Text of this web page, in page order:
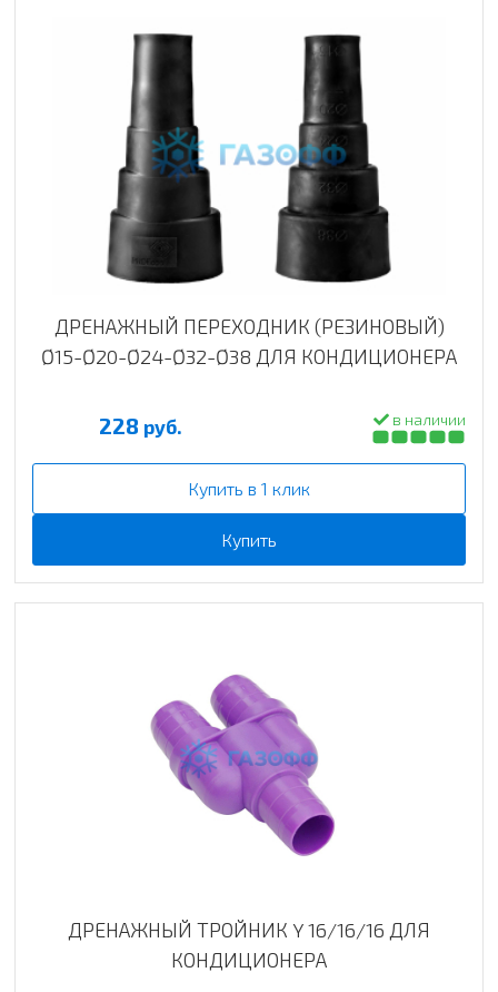
ДРЕНАЖНЫЙ ПЕРЕХОДНИК (РЕЗИНОВЫЙ)
Ø15-Ø20-Ø24-Ø32-Ø38 ДЛЯ КОНДИЦИОНЕРА
228 руб. в наличии
Купить в 1 клик
Купить
ДРЕНАЖНЫЙ ТРОЙНИК Y 16/16/16 ДЛЯ
КОНДИЦИОНЕРА